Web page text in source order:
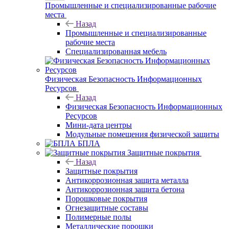
Промышленные и специализированные рабочие
места
Назад
Промышленные и специализированные
рабочие места
Специализированная мебель
Физическая Безопасность Информационных
Ресурсов
Назад
Физическая Безопасность Информационных
Ресурсов
Мини-дата центры
Модульные помещения физической защиты
БПЛА
Защитные покрытия
Назад
Защитные покрытия
Антикоррозионная защита металла
Антикоррозионная защита бетона
Порошковые покрытия
Огнезащитные составы
Полимерные полы
Металлические порошки